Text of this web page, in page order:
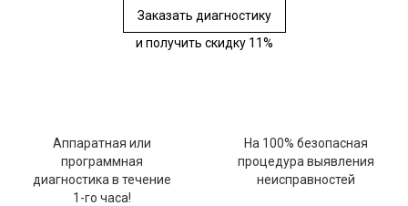
Заказать диагностику
и получить скидку 11%
Аппаратная или
программная
диагностика в течение
1-го часа!
На 100% безопасная
процедура выявления
неисправностей